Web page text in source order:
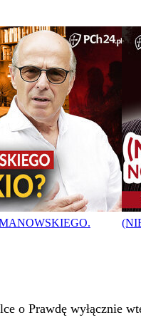
o Prawdę wyłącznie